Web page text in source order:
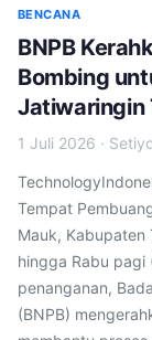
BENCANA
BNPB
Bombing
Jatiwaringin
1 Juli 2026 ·
Tempat
Mauk, Kabupaten
hingga Rabu
penanganan,
(BNPB)